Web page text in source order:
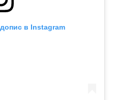
в Instagram